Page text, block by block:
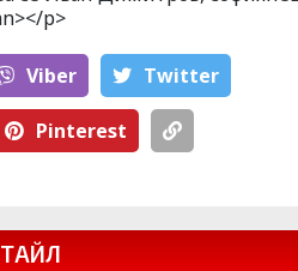
p>
Viber Тwitter
Pinterest